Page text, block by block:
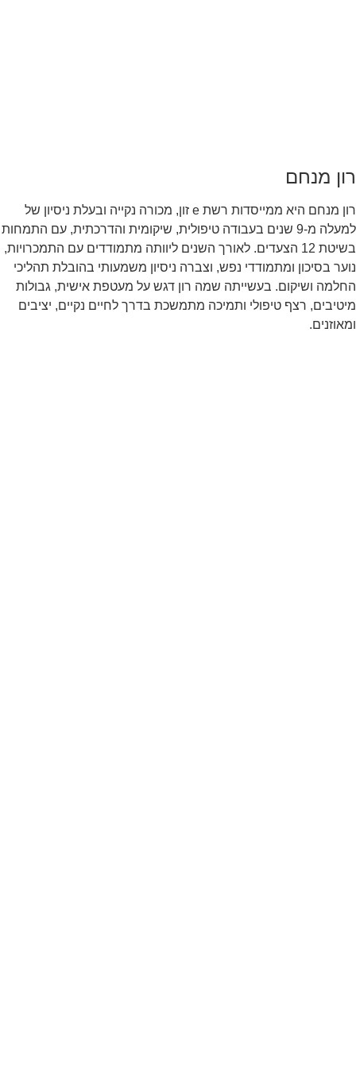
רון מנחם
רון מנחם היא ממייסדות רשת e זון, מכורה נקייה ובעלת ניסיון של
למעלה מ-9 שנים בעבודה טיפולית, שיקומית והדרכתית, עם התמחות
בשיטת 12 הצעדים. לאורך השנים ליוותה מתמודדים עם התמכרויות,
נוער בסיכון ומתמודדי נפש, וצברה ניסיון משמעותי בהובלת תהליכי
החלמה ושיקום. בעשייתה שמה רון דגש על מעטפת אישית, גבולות
מיטיבים, רצף טיפולי ותמיכה מתמשכת בדרך לחיים נקיים, יציבים
ומאוזנים.